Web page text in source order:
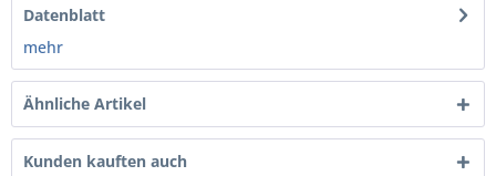
Datenblatt
mehr
Ähnliche Artikel
Kunden kauften auch